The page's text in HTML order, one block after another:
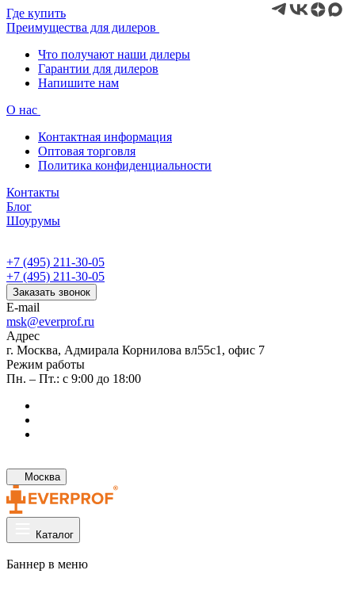
Где купить
Преимущества для дилеров
Что получают наши дилеры
Гарантии для дилеров
Напишите нам
О нас
Контактная информация
Оптовая торговля
Политика конфиденциальности
Контакты
Блог
Шоурумы
+7 (495) 211-30-05
+7 (495) 211-30-05
Заказать звонок
E-mail
msk@everprof.ru
Адрес
г. Москва, Адмирала Корнилова вл55с1, офис 7
Режим работы
Пн. – Пт.: с 9:00 до 18:00
Москва
Каталог
Баннер в меню